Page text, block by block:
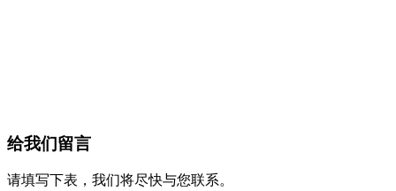
给我们留言
请填写下表，我们将尽快与您联系。